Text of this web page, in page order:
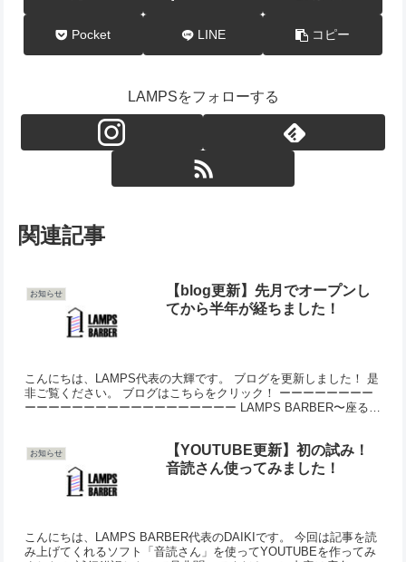
Pocket LINE コピー
LAMPSをフォローする
関連記事
お知らせ
【blog更新】先月でオープンし
てから半年が経ちました！
こんにちは、LAMPS代表の大輝です。 ブログを更新しました！ 是
非ご覧ください。 ブログはこちらをクリック！ ーーーーーーーー
ーーーーーーーーーーーーーーーーーー LAMPS BARBER〜座るだ
お知らせ
【YOUTUBE更新】初の試み！
音読さん使ってみました！
こんにちは、LAMPS BARBER代表のDAIKIです。 今回は記事を読
み上げてくれるソフト「音読さん」を使ってYOUTUBEを作ってみ